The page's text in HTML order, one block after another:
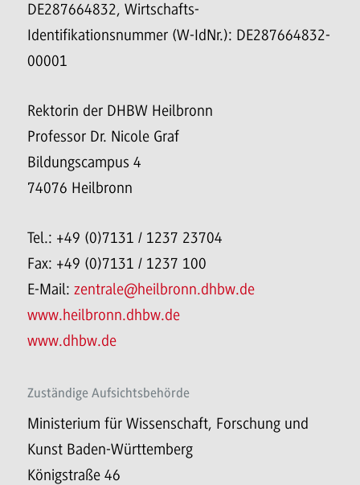
DE287664832, Wirtschafts-
Identifikationsnummer (W-IdNr.): DE287664832-
00001
Rektorin der DHBW Heilbronn
Professor Dr. Nicole Graf
Bildungscampus 4
74076 Heilbronn
Tel.: +49 (0)7131 / 1237 23704
Fax: +49 (0)7131 / 1237 100
E-Mail: zentrale@heilbronn.dhbw.de
www.heilbronn.dhbw.de
www.dhbw.de
Zuständige Aufsichtsbehörde
Ministerium für Wissenschaft, Forschung und
Kunst Baden-Württemberg
Königstraße 46